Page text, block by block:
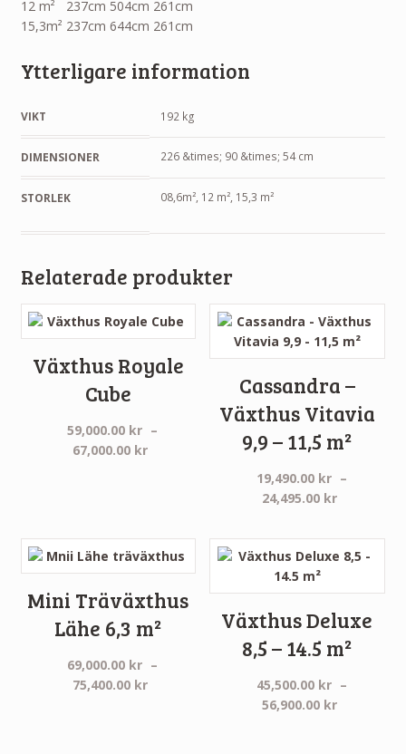
12 m² 237cm 504cm 261cm
15,3m² 237cm 644cm 261cm
Ytterligare information
VIKT 192 kg
DIMENSIONER 226 &times; 90 &times; 54 cm
STORLEK 08,6m², 12 m², 15,3 m²
Relaterade produkter
Växthus Royale
Cube
59,000.00 kr –
67,000.00 kr
Cassandra –
Växthus Vitavia
9,9 – 11,5 m²
19,490.00 kr –
24,495.00 kr
till
24,495.00
Mini Träväxthus
Lähe 6,3 m²
69,000.00 kr –
75,400.00 kr
Växthus Deluxe
8,5 – 14.5 m²
45,500.00 kr –
56,900.00 kr